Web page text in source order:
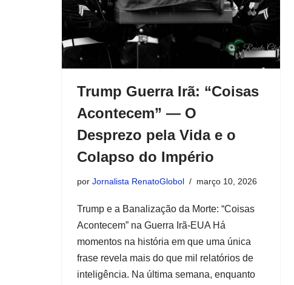
Trump Guerra Irã: “Coisas
Acontecem” — O
Desprezo pela Vida e o
Colapso do Império
por Jornalista RenatoGlobol março 10, 2026
Trump e a Banalização da Morte: “Coisas
Acontecem” na Guerra Irã-EUA Há
momentos na história em que uma única
frase revela mais do que mil relatórios de
inteligência. Na última semana, enquanto